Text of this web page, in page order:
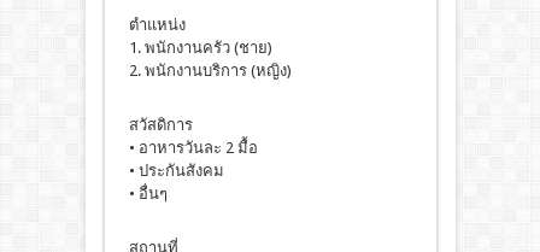
ตำแหน่ง
1. พนักงานครัว (ชาย)
2. พนักงานบริการ (หญิง)
สวัสดิการ
• อาหารวันละ 2 มื้อ
• ประกันสังคม
• อื่นๆ
สถานที่